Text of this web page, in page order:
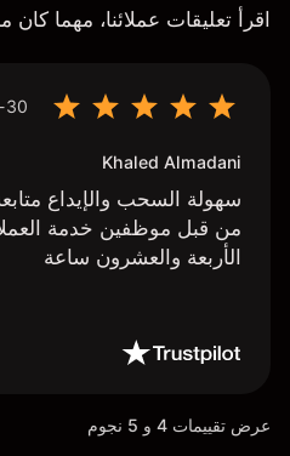
اقرأ تعليقات عملائنا، مهما
30
Khaled Almadani
سهولة السحب والإيداع
من قبل موظفين خدمة
الأربعة والعشرون ساعة
عرض تقييمات 4 و 5 نجوم